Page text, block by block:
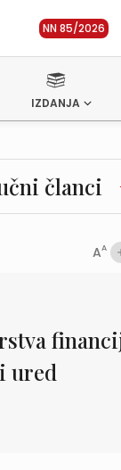
NN 85/2026
IZDANJA
članci
AA
ured